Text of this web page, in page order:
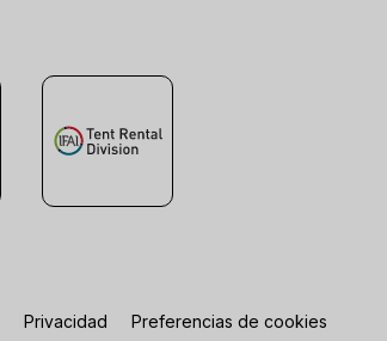
Privacidad Preferencias de cookies